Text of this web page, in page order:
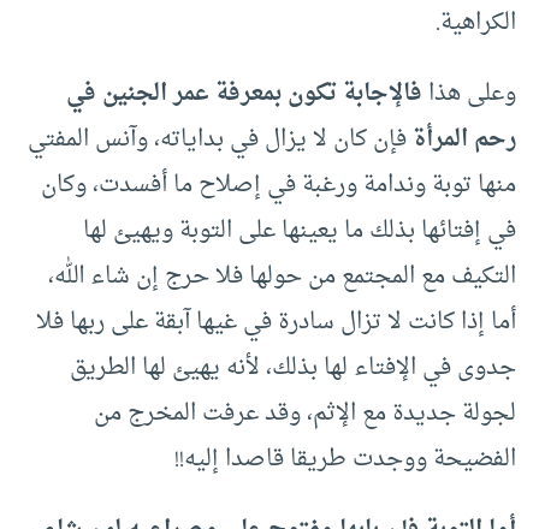
الكراهية.
وعلى هذافالإجابة تكون بمعرفة عمر الجنين في
رحم المرأةفإن كان لا يزال في بداياته، وآنس المفتي
منها توبة وندامة ورغبة في إصلاح ما أفسدت، وكان
في إفتائها بذلك ما يعينها على التوبة ويهيئ لها
التكيف مع المجتمع من حولها فلا حرج إن شاء الله،
أما إذا كانت لا تزال سادرة في غيها آبقة على ربها فلا
جدوى في الإفتاء لها بذلك، لأنه يهيئ لها الطريق
لجولة جديدة مع الإثم، وقد عرفت المخرج من
الفضيحة ووجدت طريقا قاصدا إليه!!